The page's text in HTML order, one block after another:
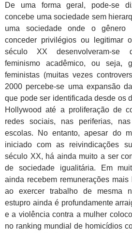
De uma forma geral, pode-se
concebe uma sociedade sem
uma sociedade onde o
conceder privilégios ou legitimar
século XX desenvolveram-se
feminismo acadêmico, ou seja,
feministas (muitas vezes
2000 percebe-se uma expansão
que pode ser identificada desde os
Hollywood até a proliferação de
redes sociais, nas periferias,
escolas. No entanto, apesar do
iniciado com as reivindicações
século XX, há ainda muito a ser
de sociedade igualitária. Em
ainda recebem remunerações
ao exercer trabalho de mesma
estupro ainda é profundamente
e a violência contra a mulher
no ranking mundial de homicídios